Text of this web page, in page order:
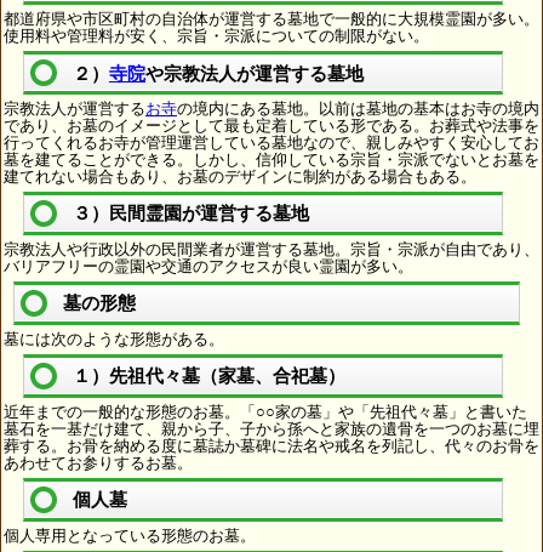
都道府県や市区町村の自治体が運営する墓地で一般的に大規模霊園が多い。
使用料や管理料が安く、宗旨・宗派についての制限がない。
２） 寺院や宗教法人が運営する墓地
宗教法人が運営するお寺の境内にある墓地。以前は墓地の基本はお寺の境内
であり、お墓のイメージとして最も定着している形である。お葬式や法事を
行ってくれるお寺が管理運営している墓地なので、親しみやすく安心してお
墓を建てることができる。しかし、信仰している宗旨・宗派でないとお墓を
建てれない場合もあり、お墓のデザインに制約がある場合もある。
３）民間霊園が運営する墓地
宗教法人や行政以外の民間業者が運営する墓地。宗旨・宗派が自由であり、
バリアフリーの霊園や交通のアクセスが良い霊園が多い。
墓の形態
墓には次のような形態がある。
１）先祖代々墓（家墓、合祀墓）
近年までの一般的な形態のお墓。「○○家の墓」や「先祖代々墓」と書いた
墓石を一基だけ建て、親から子、子から孫へと家族の遺骨を一つのお墓に埋
葬する。お骨を納める度に墓誌か墓碑に法名や戒名を列記し、代々のお骨を
あわせてお参りするお墓。
個人墓
個人専用となっている形態のお墓。